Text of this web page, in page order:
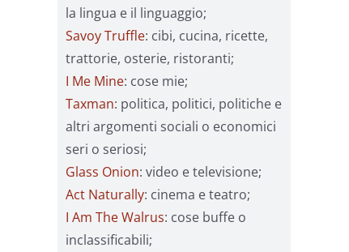
la lingua e il linguaggio;
Savoy Truffle: cibi, cucina, ricette,
trattorie, osterie, ristoranti;
I Me Mine: cose mie;
Taxman: politica, politici, politiche e
altri argomenti sociali o economici
seri o seriosi;
Glass Onion: video e televisione;
Act Naturally: cinema e teatro;
I Am The Walrus: cose buffe o
inclassificabili;